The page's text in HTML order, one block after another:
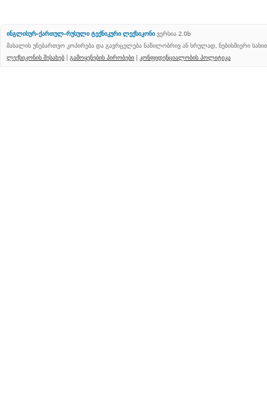
ინგლისურ-ქართულ-რუსული ტექნიკური ლექსიკონი ვერსია 2.0b
მასალის უნებართვო კოპირება და გავრცელება ნაწილობრივ ან სრულად, ნებისმიერი
ლექსიკონის შესახებ | გამოყენების პირობები | კონფიდენციალობის პოლიტიკა